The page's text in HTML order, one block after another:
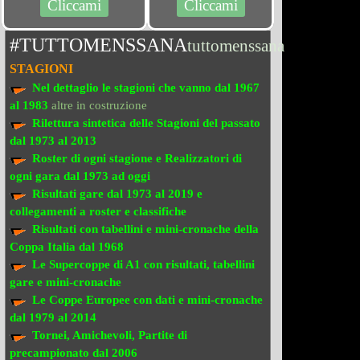
Cliccami Cliccami
#TUTTOMENSSANAtuttomenssana
STAGIONI
Nel dettaglio le stagioni che vanno dal 1967
al 1983 altre in costruzione
Rilettura sintetica delle Stagioni del passato
dal 1973 al 2013
Roster di ogni stagione e Realizzatori di
ogni gara dal 1973 ad oggi
Risultati gare dal 1973 al 2019 e
collegamenti a roster e classifiche
Risultati con tabellini e mini-cronache della
Coppa Italia dal 1968
Le Supercoppe di A1con risultati, tabellini
gare e mini-cronache
Le Coppe Europeecon dati e mini-cronache
dal 1979 al 2014
Tornei, Amichevoli, Partite di
precampionato dal 2006